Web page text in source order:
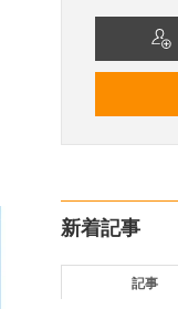
新着記事
記事